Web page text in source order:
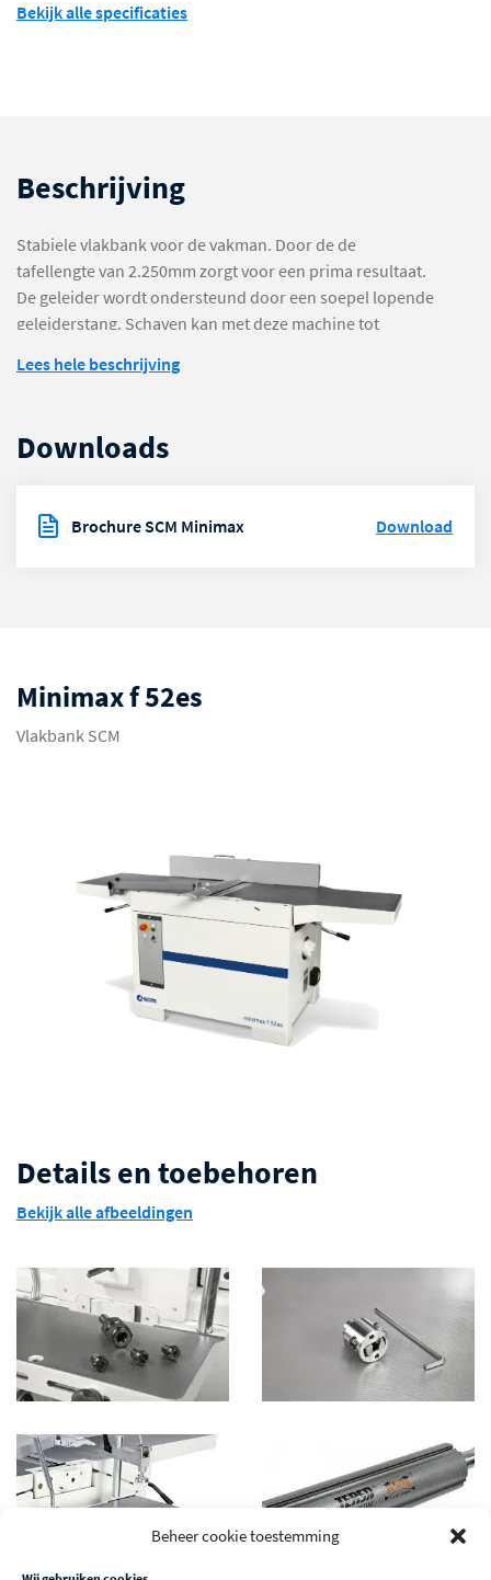
Beheer cookie toestemming
Bekijk alle specificaties
Beschrijving
Stabiele vlakbank voor de vakman. Door de de
tafellengte van 2.250mm zorgt voor een prima resultaat.
De geleider wordt ondersteund door een soepel lopende
geleiderstang. Schaven kan met deze machine tot
Lees hele beschrijving
Downloads
Brochure SCM Minimax Download
Minimax f 52es
Vlakbank SCM
Details en toebehoren
Bekijk alle afbeeldingen